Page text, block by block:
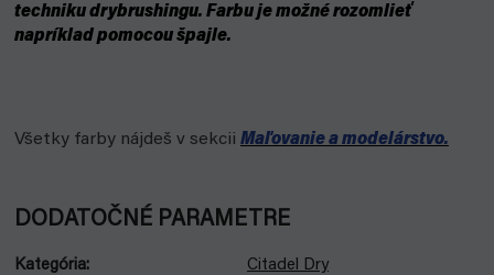
techniku drybrushingu. Farbu je možné rozomlieť
napríklad pomocou špajle.
Všetky farby nájdeš v sekcii Maľovanie a modelárstvo.
DODATOČNÉ PARAMETRE
Kategória: Citadel Dry